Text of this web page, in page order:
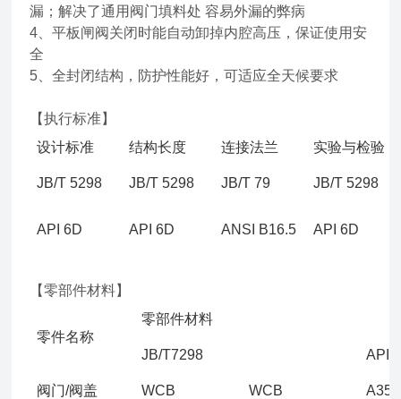
漏；解决了通用阀门填料处 容易外漏的弊病
4、平板闸阀关闭时能自动卸掉内腔高压，保证使用安
全
5、全封闭结构，防护性能好，可适应全天候要求
【执行标准】
设计标准
结构长度 连接法兰 实验与检验
JB/T 5298 JB/T 5298 JB/T 79 JB/T 5298
API 6D API 6D ANSI B16.5 API 6D
【零部件材料】
零件名称
零部件材料
JB/T7298 API
阀门/阀盖 WCB WCB